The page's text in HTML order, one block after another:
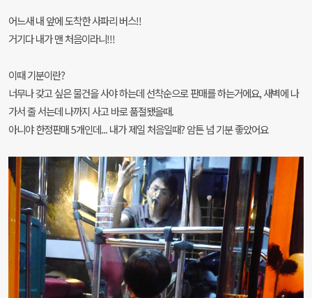
어느새 내 앞에 도착한 사파리 버스!!
거기다 내가 맨 처음이라니!!!
이때 기분이란?
너무나 갖고 싶은 물건을 사야 하는데 선착순으로 판매를 하는거에요,새벽에 나
가서 줄 서는데 나까지 사고 바로 품절됐을때.
아니야 한정판매 5개인데... 내가 제일 처음일때? 암튼 넘 기분 좋았어요